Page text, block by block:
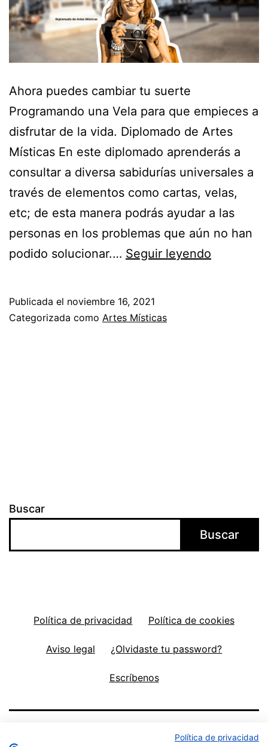
Ahora puedes cambiar tu suerte
Programando una Vela para que empieces a
disfrutar de la vida. Diplomado de Artes
Místicas En este diplomado aprenderás a
consultar a diversa sabidurías universales a
través de elementos como cartas, velas,
etc; de esta manera podrás ayudar a las
personas en los problemas que aún no han
podido solucionar.… Seguir leyendo
Publicada el noviembre 16, 2021
Categorizada como Artes Místicas
Buscar
Buscar
Política de privacidad Política de cookies
Aviso legal ¿Olvidaste tu password?
Escríbenos
Política de privacidad